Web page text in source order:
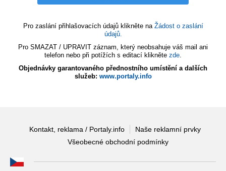
Pro zaslání přihlašovacích údajů klikněte na Žádost o zaslání
údajů.
Pro SMAZAT / UPRAVIT záznam, který neobsahuje váš mail ani
telefon nebo při potížích s editací klikněte zde.
Objednávky garantovaného přednostního umístění a dalších
služeb: www.portaly.info
Kontakt, reklama / Portaly.info
Naše reklamní prvky
Všeobecné obchodní podmínky